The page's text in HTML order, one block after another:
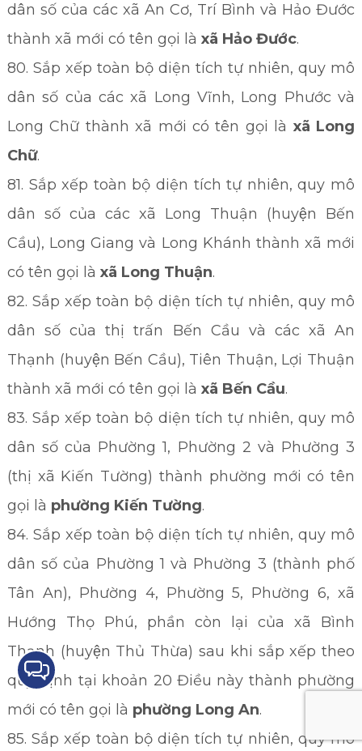
dân số của các xã An Cơ, Trí Bình và Hảo Đước
thành xã mới có tên gọi là xã Hảo Đước.
80. Sắp xếp toàn bộ diện tích tự nhiên, quy mô
dân số của các xã Long Vĩnh, Long Phước và
Long Chữ thành xã mới có tên gọi là xã Long
Chữ.
81. Sắp xếp toàn bộ diện tích tự nhiên, quy mô
dân số của các xã Long Thuận (huyện Bến
Cầu), Long Giang và Long Khánh thành xã mới
có tên gọi là xã Long Thuận.
82. Sắp xếp toàn bộ diện tích tự nhiên, quy mô
dân số của thị trấn Bến Cầu và các xã An
Thạnh (huyện Bến Cầu), Tiên Thuận, Lợi Thuận
thành xã mới có tên gọi là xã Bến Cầu.
83. Sắp xếp toàn bộ diện tích tự nhiên, quy mô
dân số của Phường 1, Phường 2 và Phường 3
(thị xã Kiến Tường) thành phường mới có tên
gọi là phường Kiến Tường.
84. Sắp xếp toàn bộ diện tích tự nhiên, quy mô
dân số của Phường 1 và Phường 3 (thành phố
Tân An), Phường 4, Phường 5, Phường 6, xã
Hướng Thọ Phú, phần còn lại của xã Bình
Thạnh (huyện Thủ Thừa) sau khi sắp xếp theo
quy định tại khoản 20 Điều này thành phường
mới có tên gọi là phường Long An.
85. Sắp xếp toàn bộ diện tích tự nhiên, quy mô